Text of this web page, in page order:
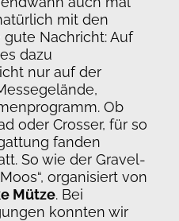
mit den
Nachricht: Auf
dazu
nur auf der
Ob
oder Crosser, für so
fanden
So wie der Gravel-
organisiert von
Mütze. Bei
konnten wir